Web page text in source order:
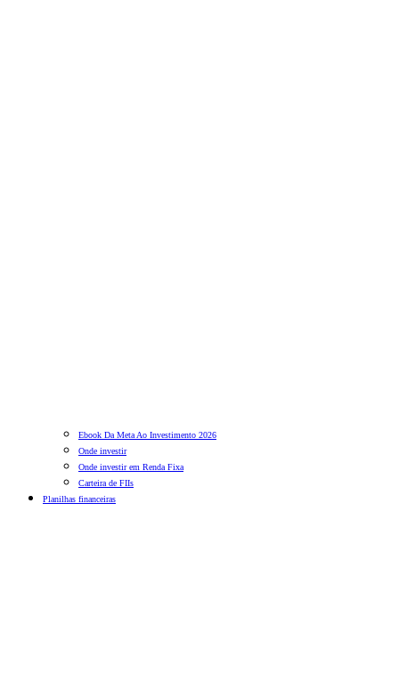
Ebook Da Meta Ao Investimento 2026
Onde investir
Onde investir em Renda Fixa
Carteira de FIIs
Planilhas financeiras